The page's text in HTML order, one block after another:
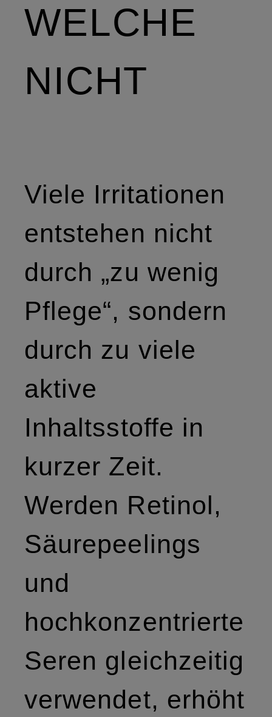
WELCHE
NICHT
Viele Irritationen
entstehen nicht
durch „zu wenig
Pflege“, sondern
durch zu viele
aktive
Inhaltsstoffe in
kurzer Zeit.
Werden Retinol,
Säurepeelings
und
hochkonzentrierte
Seren gleichzeitig
verwendet, erhöht